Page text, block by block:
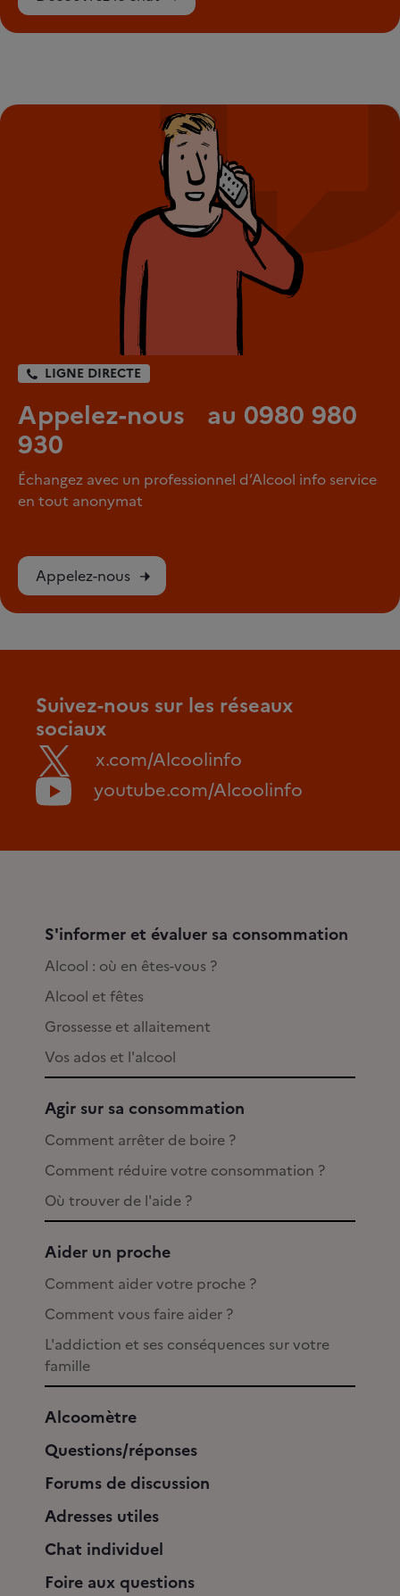
LIGNE DIRECTE
Appelez-nous au 0980 980
930
Échangez avec un professionnel d’Alcool info service
en tout anonymat
Appelez-nous
Suivez-nous sur les réseaux
sociaux
x.com/Alcoolinfo
youtube.com/Alcoolinfo
S'informer et évaluer sa consommation
Alcool : où en êtes-vous ?
Alcool et fêtes
Grossesse et allaitement
Vos ados et l'alcool
Agir sur sa consommation
Comment arrêter de boire ?
Comment réduire votre consommation ?
Où trouver de l'aide ?
Aider un proche
Comment aider votre proche ?
Comment vous faire aider ?
L'addiction et ses conséquences sur votre
famille
Alcoomètre
Questions/réponses
Forums de discussion
Adresses utiles
Chat individuel
Foire aux questions